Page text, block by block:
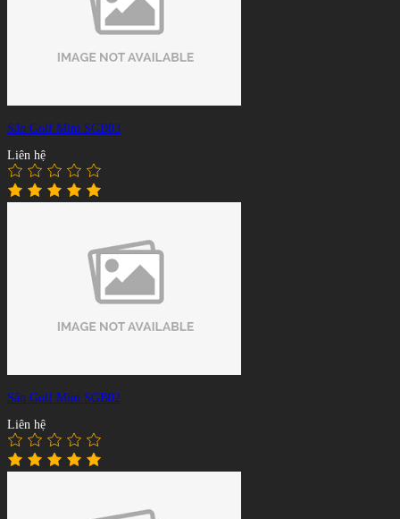
Sân Golf Mini SGB03
Liên hệ
Sân Golf Mini SGB02
Liên hệ